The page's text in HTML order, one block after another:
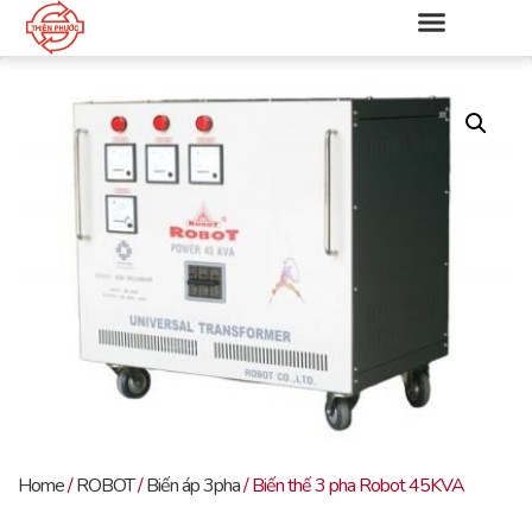
Home/ROBOT/Biến áp 3pha/ Biến thế 3 pha Robot 45KVA